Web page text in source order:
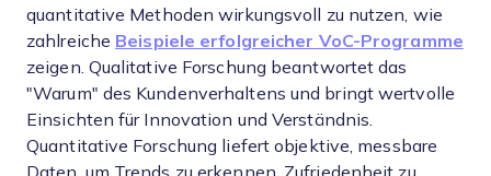
quantitative Methoden wirkungsvoll zu nutzen, wie
zahlreiche Beispiele erfolgreicher VoC-Programme
zeigen. Qualitative Forschung beantwortet das
"Warum" des Kundenverhaltens und bringt wertvolle
Einsichten für Innovation und Verständnis.
Quantitative Forschung liefert objektive, messbare
Daten, um Trends zu erkennen, Zufriedenheit zu